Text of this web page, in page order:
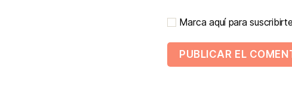
Marca aquí para